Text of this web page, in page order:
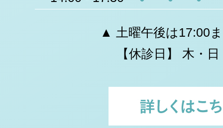
▲ 土曜午後は17:00
【休診日】 木・